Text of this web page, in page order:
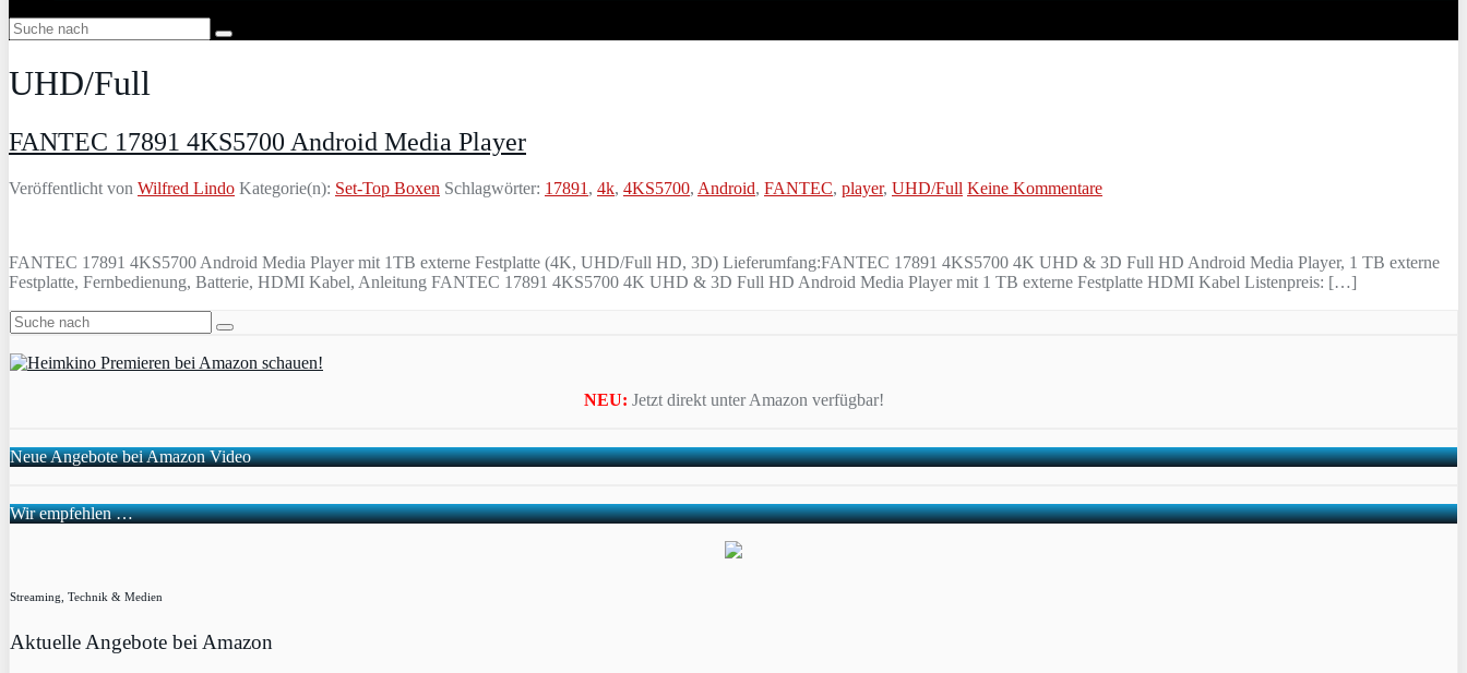
UHD/Full
FANTEC 17891 4KS5700 Android Media Player
Veröffentlicht von Wilfred Lindo Kategorie(n): Set-Top Boxen Schlagwörter: 17891 , 4k, 4KS5700, Android, FANTEC, player, UHD/Full Keine Kommentare
FANTEC 17891 4KS5700 Android Media Player mit 1TB externe Festplatte (4K, UHD/Full HD, 3D) Lieferumfang:FANTEC 17891 4KS5700 4K UHD & 3D Full HD Android Media Player, 1 TB externe
Festplatte, Fernbedienung, Batterie, HDMI Kabel, Anleitung FANTEC 17891 4KS5700 4K UHD & 3D Full HD Android Media Player mit 1 TB externe Festplatte HDMI Kabel Listenpreis: […]
NEU: Jetzt direkt unter Amazon verfügbar!
Neue Angebote bei Amazon Video
Wir empfehlen …
Streaming, Technik & Medien
Aktuelle Angebote bei Amazon